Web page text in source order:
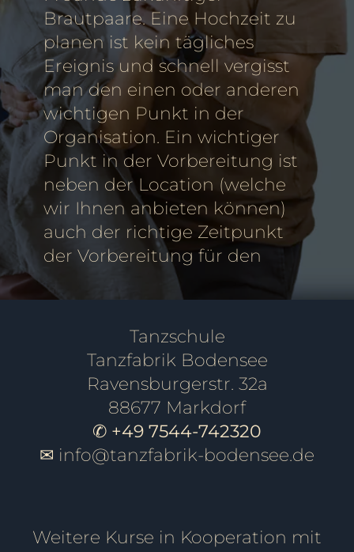
Brautpaare. Eine Hochzeit zu
planen ist kein tägliches
Ereignis und schnell vergisst
man den einen oder anderen
wichtigen Punkt in der
Organisation. Ein wichtiger
Punkt in der Vorbereitung ist
neben der Location (welche
wir Ihnen anbieten können)
auch der richtige Zeitpunkt
der Vorbereitung für den
Tanzschule
Tanzfabrik Bodensee
Ravensburgerstr. 32a
88677 Markdorf
✆ +49 7544-742320
✉ info@tanzfabrik-bodensee.de
Weitere Kurse in Kooperation mit